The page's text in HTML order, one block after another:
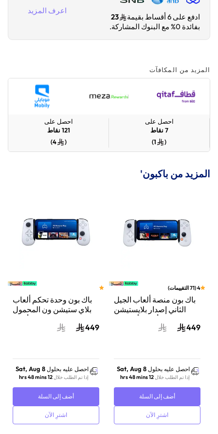
ادفع على 6 أقساط بقيمة
23
بفائدة 0% مع البنوك المشاركة.
اعرف المزيد
المزيد من المكافآت
احصل على
7 نقاط
(
1
)
احصل على
121 نقاط
(
4
)
المزيد من باكبون'
4
(
71التقييمات)
باك بون منصة ألعاب الجيل
الثاني إصدار بلايستيشن
خدمات ألعاب أون لاين
لسلسلة أندرويد وأيفون449
احصل عليه بحلول Sat, Aug 8
إذا تم الطلب خلال12 hrs 48 mins
أضف إلى السلة
اشترِ الآن
باك بون وحدة تحكم ألعاب
بلاي ستيشن ون المحمول
أبيض
449
احصل عليه بحلول Sat, Aug 8
إذا تم الطلب خلال12 hrs 48 mins
أضف إلى السلة
اشترِ الآن